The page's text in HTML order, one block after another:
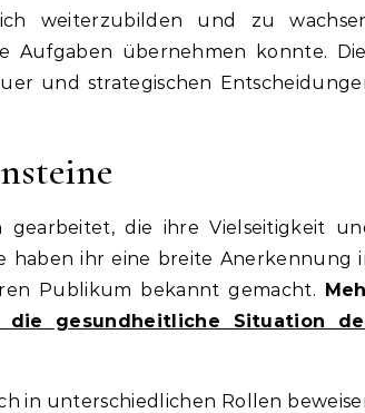
weiterzubilden und zu
Aufgaben übernehmen konnte.
und strategischen
gearbeitet, die ihre Vielseitigkeit
haben ihr eine breite Anerkennung
Publikum bekannt gemacht.
die gesundheitliche Situation
in unterschiedlichen Rollen